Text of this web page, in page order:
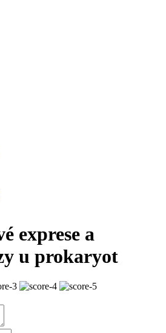
exprese a
u prokaryot